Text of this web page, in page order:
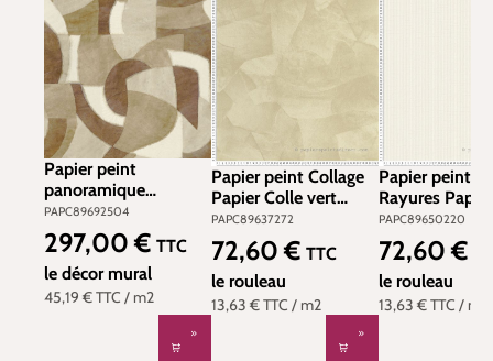
Papier peint
panoramique
Graphique Rêves de
Papier L beige
212X310 - Papercraft
de Casadéco | Réf.
PAPC89692504
PAPC89692504
45,19 €TTC / m2
Prix régulier :
297,00 € TTC
le décor mural
Papier peint Collage
Papier Colle vert
amande - Papercraft
de Casadéco | Réf.
PAPC89637272
PAPC89637272
13,63 €TTC / m2
Prix régulier :
72,60 € TTC
le rouleau
Papier peint
Rayures
blanc ivoire -
Papercraft de
Casadéco | Réf.
PAPC89650220
13,63 €TTC / m2
Prix régulier :
72,60 €
le rouleau